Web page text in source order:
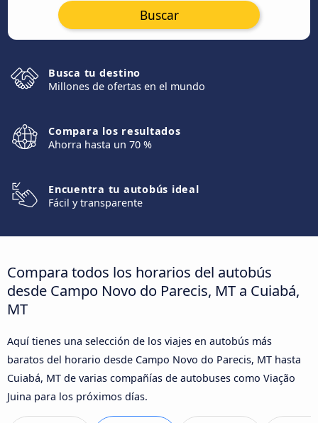
Buscar
Busca tu destino
Millones de ofertas en el mundo
Compara los resultados
Ahorra hasta un 70 %
Encuentra tu autobús ideal
Fácil y transparente
Compara todos los horarios del autobús
desde Campo Novo do Parecis, MT a Cuiabá,
MT
Aquí tienes una selección de los viajes en autobús más
baratos del horario desde Campo Novo do Parecis, MT hasta
Cuiabá, MT de varias compañías de autobuses como Viação
Juina para los próximos días.